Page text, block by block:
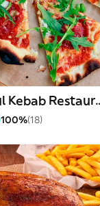
Gondal
100%(18)